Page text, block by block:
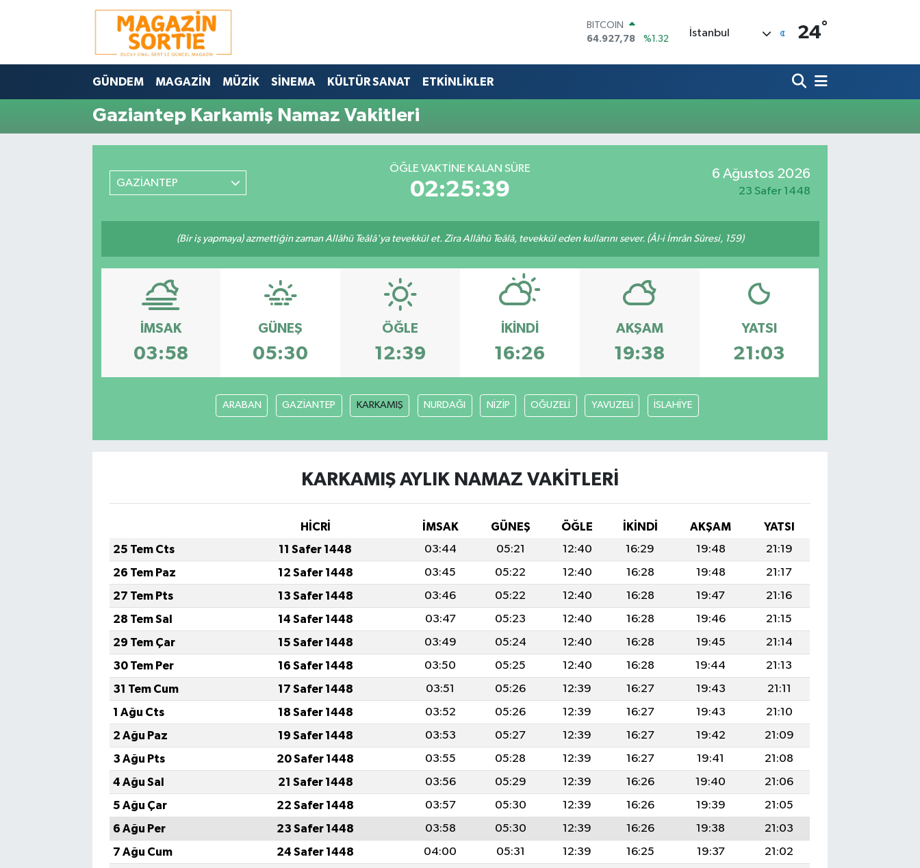
BITCOIN
64.927,78
%1.32
47,5894
%0.08
GRAM ALTIN
İstanbul 24°
GÜNDEM MAGAZİN MÜZİK SİNEMA KÜLTÜR SANAT ETKİNLİKLER
Gaziantep Karkamiş Namaz Vakitleri
GAZİANTEP
ÖĞLE VAKTINE KALAN SÜRE
02:25:38
6 Ağustos 2026
23 Safer 1448
(Bir iş yapmaya) azmettiğin zaman Allâhü Teâlâ'ya tevekkül et. Zira Allâhü Teâlâ, tevekkül eden kullarını sever. (Âl-i İmrân Sûresi, 159)
İMSAK
03:58
GÜNEŞ
05:30
ÖĞLE
12:39
İKINDI
16:26
AKŞAM
19:38
YATSI
21:03
ARABAN GAZİANTEP KARKAMIŞ NURDAĞI NİZİP OĞUZELİ YAVUZELİ İSLAHİYE
KARKAMIŞ AYLIK NAMAZ VAKITLERI
HİCRİ İMSAK GÜNEŞ ÖĞLE İKINDI AKŞAM
YATSI
25 Tem Cts
11 Safer 1448 03:44 05:21 12:40 16:29 19:48
21:19
26 Tem Paz
12 Safer 1448 03:45 05:22 12:40 16:28 19:48
21:17
27 Tem Pts
13 Safer 1448 03:46 05:22 12:40 16:28 19:47
21:16
28 Tem Sal
14 Safer 1448 03:47 05:23 12:40 16:28 19:46
21:15
29 Tem Çar
15 Safer 1448 03:49 05:24 12:40 16:28 19:45
21:14
30 Tem Per
16 Safer 1448 03:50 05:25 12:40 16:28 19:44
21:13
31 Tem Cum
17 Safer 1448 03:51 05:26 12:39 16:27 19:43
21:11
1 Ağu Cts
18 Safer 1448 03:52 05:26 12:39 16:27 19:43
21:10
2 Ağu Paz
19 Safer 1448 03:53 05:27 12:39 16:27 19:42
21:09
3 Ağu Pts
20 Safer 1448 03:55 05:28 12:39 16:27 19:41
21:08
4 Ağu Sal
21 Safer 1448 03:56 05:29 12:39 16:26 19:40
21:06
5 Ağu Çar
22 Safer 1448 03:57 05:30 12:39 16:26 19:39
21:05
6 Ağu Per
23 Safer 1448 03:58 05:30 12:39 16:26 19:38
21:03
7 Ağu Cum
24 Safer 1448 04:00 05:31 12:39 16:25 19:37
21:02
Nöbetçi Eczaneler
Hava Durumu
Trafik Durumu